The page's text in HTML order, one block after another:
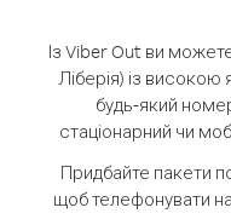
Із Viber Out ви
Ліберія) із високою
будь-який
стаціонарний чи
Придбайте пакети
щоб телефонувати